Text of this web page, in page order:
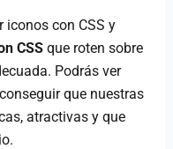
iconos con CSS y
CSS que roten sobre
Podrás ver
que nuestras
atractivas y que